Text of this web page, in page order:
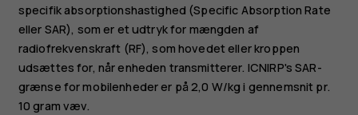
specifik absorptionshastighed (Specific Absorption Rate
eller SAR), som er et udtryk for mængden af
radiofrekvenskraft (RF), som hovedet eller kroppen
udsættes for, når enheden transmitterer. ICNIRP's SAR-
grænse for mobilenheder er på 2,0 W/kg i gennemsnit pr.
10 gram væv.